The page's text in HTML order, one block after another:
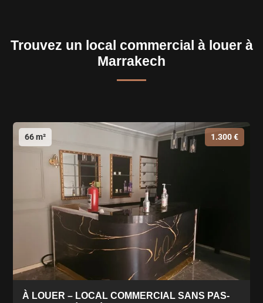
Trouvez un local commercial à louer à
Marrakech
66 m² 1.300 €
À LOUER – LOCAL COMMERCIAL SANS PAS-